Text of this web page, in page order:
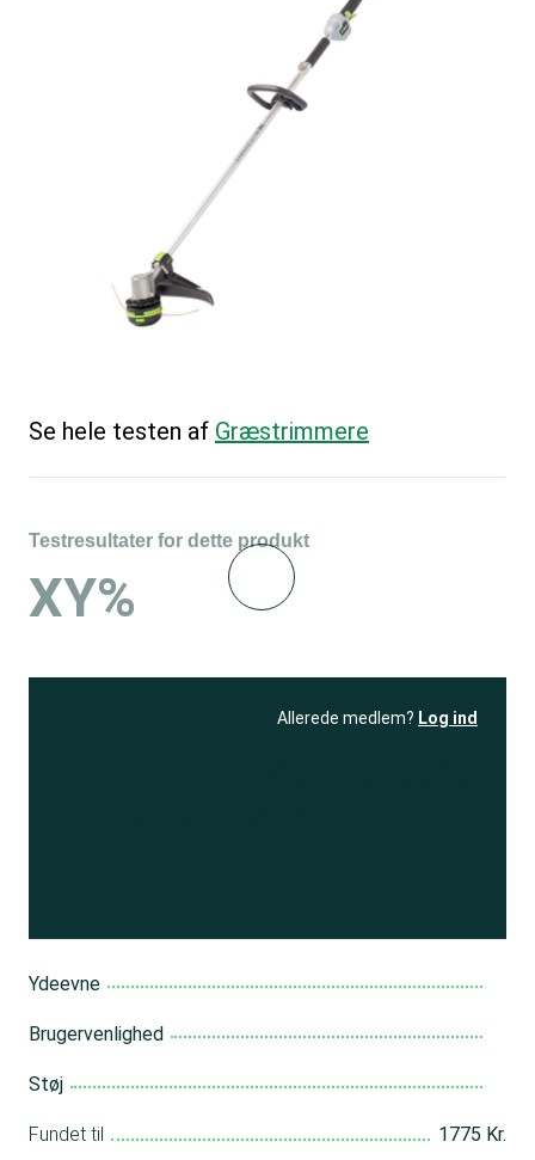
Se hele testen af Græstrimmere
Testresultater for dette produkt
XY%
Allerede medlem? Log ind
Ydeevne
Brugervenlighed
Støj
Fundet til 1775 Kr.